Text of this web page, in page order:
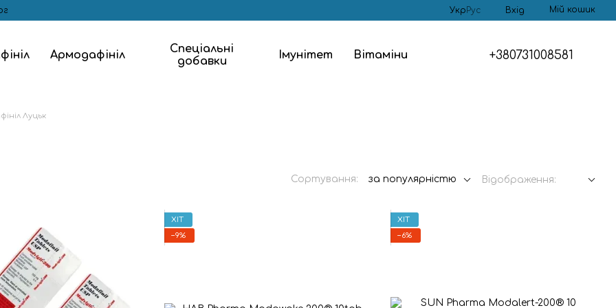
Укр Рус Вхід Мій кошик
Армодафініл
Спеціальні
добавки
Імунітет Вітаміни +380731008581
Луцьк
Сортування: за популярністю Відображення:
ХІТ
−9%
ХІТ
−6%